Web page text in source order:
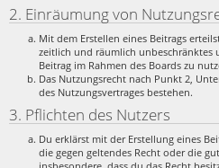
2. Einräumung von
Mit dem Erstellen eines Beitrags
zeitlich und räumlich unbeschränktes
Beitrag im Rahmen des Boards zu
Das Nutzungsrecht nach Punkt 2,
des Nutzungsvertrages bestehen.
3. Pflichten des Nutzers
Du erklärst mit der Erstellung eines
die gegen geltendes Recht oder die